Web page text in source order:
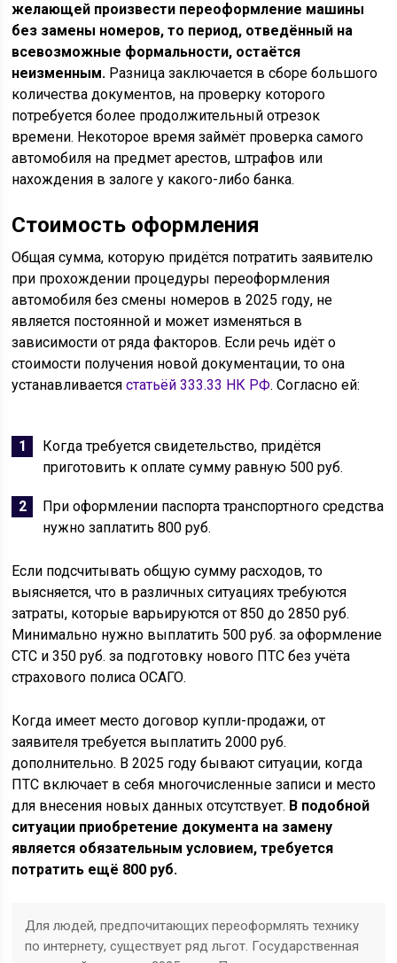
желающей произвести переоформление машины
без замены номеров, то период, отведённый на
всевозможные формальности, остаётся
неизменным. Разница заключается в сборе большого
количества документов, на проверку которого
потребуется более продолжительный отрезок
времени. Некоторое время займёт проверка самого
автомобиля на предмет арестов, штрафов или
нахождения в залоге у какого-либо банка.
Стоимость оформления
Общая сумма, которую придётся потратить заявителю
при прохождении процедуры переоформления
автомобиля без смены номеров в 2025 году, не
является постоянной и может изменяться в
зависимости от ряда факторов. Если речь идёт о
стоимости получения новой документации, то она
устанавливаетсястатьёй 333.33 НК РФ. Согласно ей:
Когда требуется свидетельство, придётся
приготовить к оплате сумму равную 500 руб.
При оформлении паспорта транспортного средства
нужно заплатить 800 руб.
Если подсчитывать общую сумму расходов, то
выясняется, что в различных ситуациях требуются
затраты, которые варьируются от 850 до 2850 руб.
Минимально нужно выплатить 500 руб. за оформление
СТС и 350 руб. за подготовку нового ПТС без учёта
страхового полиса ОСАГО.
Когда имеет место договор купли-продажи, от
заявителя требуется выплатить 2000 руб.
дополнительно. В 2025 году бывают ситуации, когда
ПТС включает в себя многочисленные записи и место
для внесения новых данных отсутствует. В подобной
ситуации приобретение документа на замену
является обязательным условием, требуется
потратить ещё 800 руб.
Для людей, предпочитающих переоформлять технику
по интернету, существует ряд льгот. Государственная